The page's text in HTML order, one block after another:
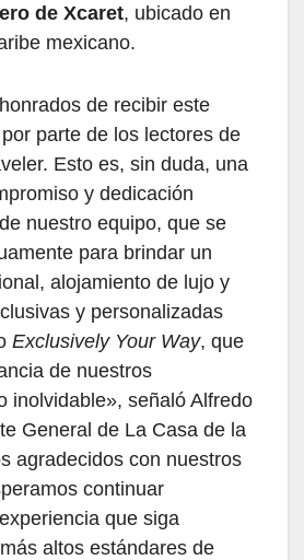
de Xcaret, ubicado en
mexicano.
de recibir este
parte de los lectores de
Esto es, sin duda, una
y dedicación
nuestro equipo, que se
para brindar un
alojamiento de lujo y
y personalizadas
Exclusively Your Way, que
de nuestros
inolvidable», señaló Alfredo
General de La Casa de la
agradecidos con nuestros
continuar
que siga
altos estándares de